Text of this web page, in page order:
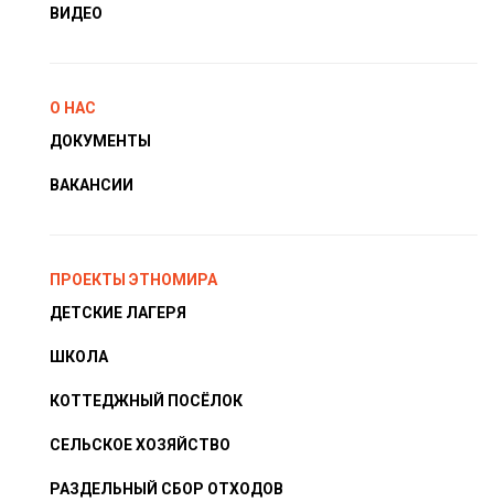
ВИДЕО
О НАС
ДОКУМЕНТЫ
ВАКАНСИИ
ПРОЕКТЫ ЭТНОМИРА
ДЕТСКИЕ ЛАГЕРЯ
ШКОЛА
КОТТЕДЖНЫЙ ПОСЁЛОК
СЕЛЬСКОЕ ХОЗЯЙСТВО
РАЗДЕЛЬНЫЙ СБОР ОТХОДОВ